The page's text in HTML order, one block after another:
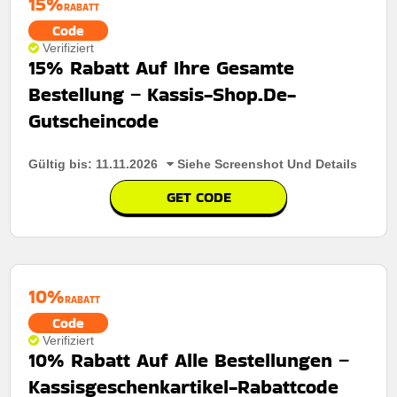
Berechtigung:
Art des Angebots:
Kumulierbar:Nicht mit anderen Aktionen kombinierbar
Bedingungen:
Weitere Informationen finden Sie in den
Nutzungsbedingungen auf der Website des Händlers.
RABATT
Code
Verifiziert
15% Rabatt Auf Ihre Gesamte
Bestellung – Kassis-Shop.De-
Gutscheincode
Gültig bis: 11.11.2026 Siehe Screenshot Und Details
GET CODE
10%RABATT
Code
Verifiziert
10% Rabatt Auf Alle Bestellungen –
Kassisgeschenkartikel-Rabattcode